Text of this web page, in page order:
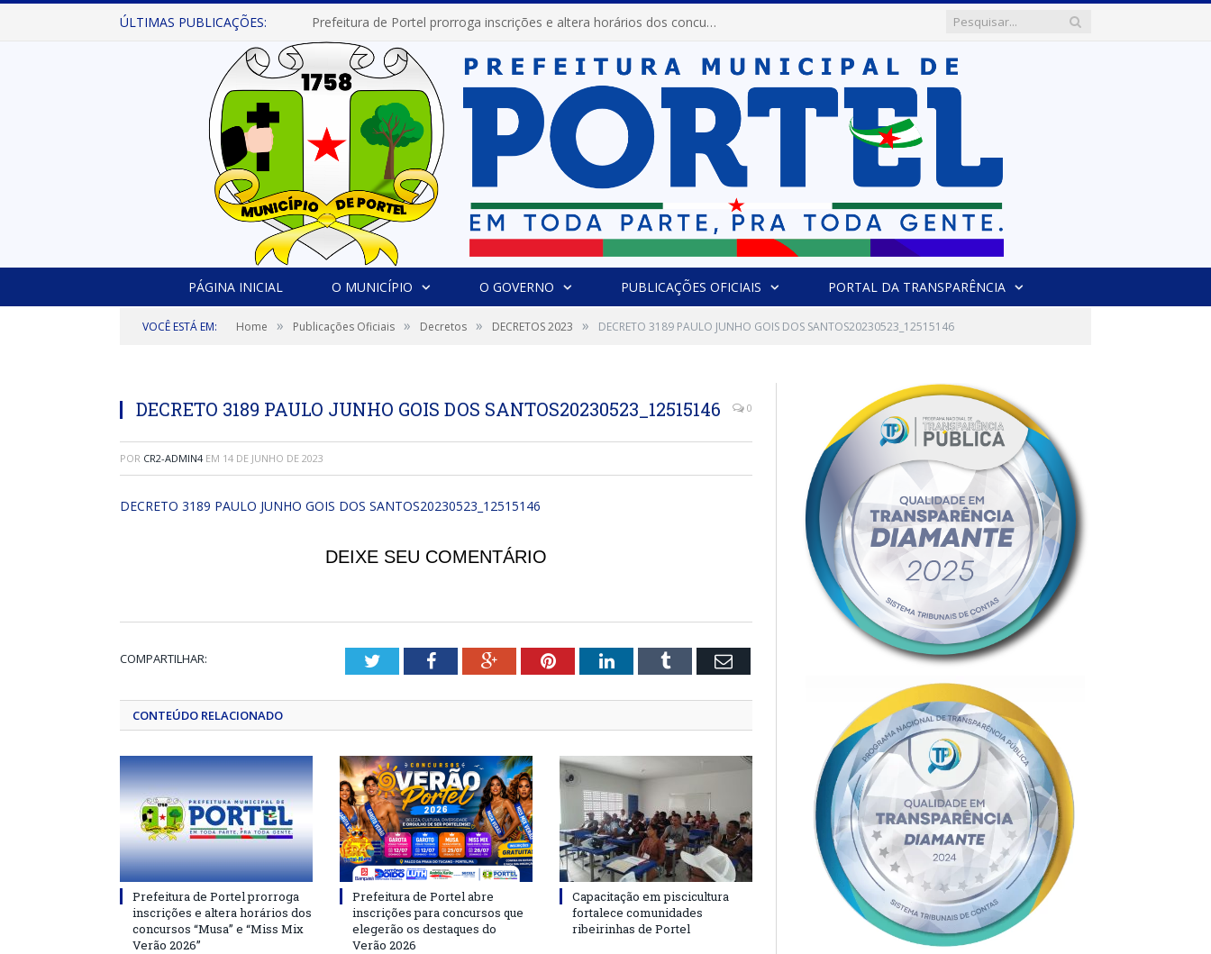
ÚLTIMAS PUBLICAÇÕES: Prefeitura de Portel prorroga inscrições e altera horários dos concursos “Musa” e “Miss Mix Verão 2026”
PÁGINA INICIAL O MUNICÍPIO O GOVERNO PUBLICAÇÕES OFICIAIS PORTAL DA TRANSPARÊNCIA
VOCÊ ESTÁ EM: Home » Publicações Oficiais » Decretos » DECRETOS 2023 » DECRETO 3189 PAULO JUNHO GOIS DOS SANTOS20230523_12515146
DECRETO 3189 PAULO JUNHO GOIS DOS SANTOS20230523_12515146 0
POR CR2-ADMIN4 EM 14 DE JUNHO DE 2023
DECRETO 3189 PAULO JUNHO GOIS DOS SANTOS20230523_12515146
DEIXE SEU COMENTÁRIO
COMPARTILHAR: TwitterFacebookGoogle+PinterestLinkedInTumblr Email
CONTEÚDO RELACIONADO
Prefeitura de Portel prorroga
inscrições e altera horários dos
concursos “Musa” e “Miss Mix
Verão 2026”
Prefeitura de Portel abre
inscrições para concursos que
elegerão os destaques do
Verão 2026
Capacitação em piscicultura
fortalece comunidades
ribeirinhas de Portel